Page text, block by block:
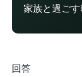
家族と過ご
回答